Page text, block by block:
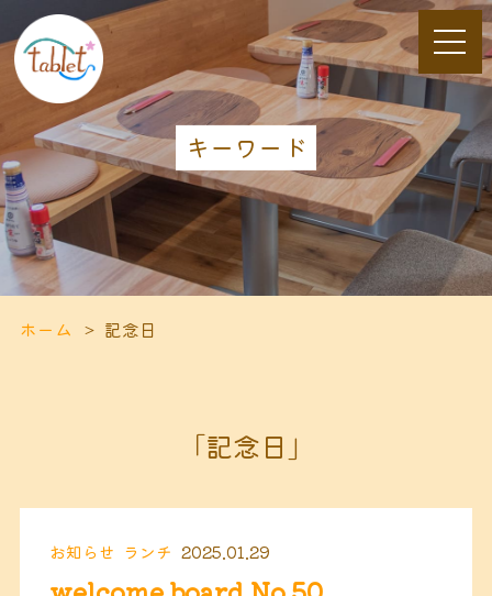
キーワード
ホーム 記念日
「記念日」
お知らせ ランチ 2025.01.29